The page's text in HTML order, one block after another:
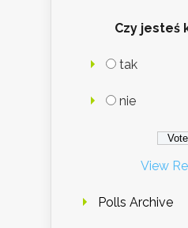
Czy jesteś
tak
nie
View
Polls Archive